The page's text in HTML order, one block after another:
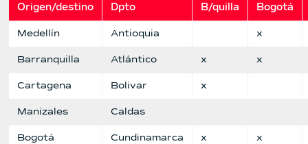
Origen/destino Dpto B/quilla Bogotá
Medellín Antioquia x
Barranquilla Atlántico x x
Cartagena Bolivar x
Manizales Caldas
Bogotá Cundinamarca x x